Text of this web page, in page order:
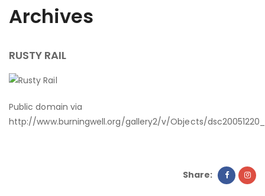
Archives
RUSTY RAIL
Public domain via
http://www.burningwell.org/gallery2/v/Objects/
Share: